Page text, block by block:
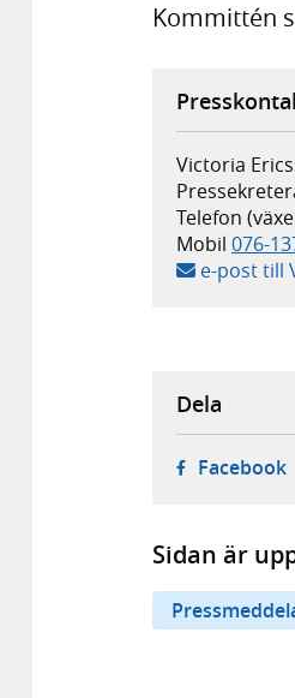
Kommittén
Victoria
Telefon
Mobil 076-
e-post till
Dela
Facebook
Sidan är